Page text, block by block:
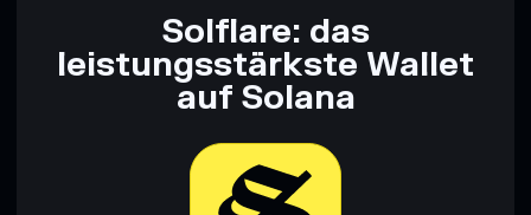
Solflare: das
leistungsstärkste Wallet
auf Solana